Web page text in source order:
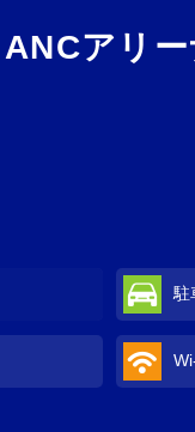
ANCアリ
駐